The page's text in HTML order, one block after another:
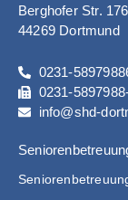
Berghofer Str. 176
44269 Dortmund
0231-
0231-
info@shd-